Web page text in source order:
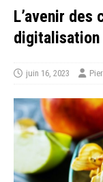
L’avenir des
digitalisation
juin 16, 2023